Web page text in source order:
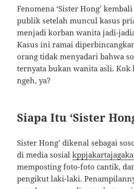
Fenomena ‘Sister Hong’
publik setelah muncul kasus
menjadi korban wanita jadi-
Kasus ini ramai
orang tidak menyadari bahwa
ternyata bukan wanita asli. Kok
ngeh, ya?
Siapa Itu ‘Sister
Sister Hong’ dikenal sebagai
di media sosial
memposting foto-foto cantik,
pengikut laki-laki.